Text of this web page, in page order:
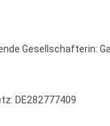
DE282777409